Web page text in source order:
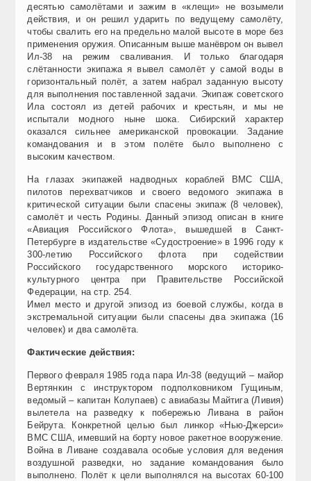
десятью самолётами и зажим в «клещи» не возымели
действия, и он решил ударить по ведущему самолёту,
чтобы свалить его на предельно малой высоте в море без
применения оружия. Описанным выше манёвром он вывел
Ил-38 на режим сваливания. И только благодаря
слётанности экипажа я вывел самолёт у самой воды в
горизонтальный полёт, а затем набрал заданную высоту
для выполнения поставленной задачи. Экипаж советского
Ила состоял из детей рабочих и крестьян, и мы не
испытали модного ныне шока. Сибирский характер
оказался сильнее американской провокации. Задание
командования и в этом полёте было выполнено с
высоким качеством.
На глазах экипажей надводных кораблей ВМС США,
пилотов перехватчиков и своего ведомого экипажа в
критической ситуации были спасены экипаж (8 человек),
самолёт и честь Родины. Данный эпизод описан в книге
«Авиация Российского Флота», вышедшей в Санкт-
Петербурге в издательстве «Судостроение» в 1996 году к
300-летию Российского флота при содействии
Российского государственного морского историко-
культурного центра при Правительстве Российской
Федерации, на стр. 254.
Имел место и другой эпизод из боевой службы, когда в
экстремальной ситуации были спасены два экипажа (16
человек) и два самолёта.
Фактические действия:
Первого февраля 1985 года пара Ил-38 (ведущий – майор
Вертянкин с инструктором подполковником Гущиным,
ведомый – капитан Колупаев) с авиабазы Майтига (Ливия)
вылетела на разведку к побережью Ливана в район
Бейрута. Конкретной целью был линкор «Нью-Джерси»
ВМС США, имевший на борту новое ракетное вооружение.
Война в Ливане создавала особые условия для ведения
воздушной разведки, но задание командования было
выполнено. Полёт к цели выполнялся на высотах 60-100